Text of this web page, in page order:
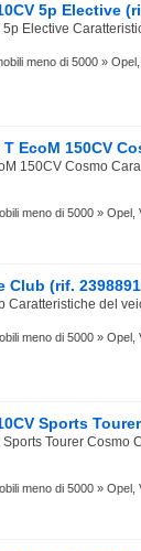
5p Elective
5p Elective
meno di 5000 »
EcoM 150CV
150CV Cosmo
meno di 5000 » Opel,
Club (rif.
Caratteristiche del
meno di 5000 » Opel,
Sports
Tourer Cosmo
meno di 5000 » Opel,